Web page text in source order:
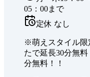
05：00まで
定休 なし
※萌えスタイル限
たで延長30分無
分無料！！